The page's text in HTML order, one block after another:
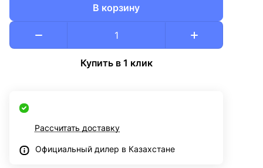
В корзину
Купить в 1 клик
Рассчитать доставку
Официальный дилер в Казахстане